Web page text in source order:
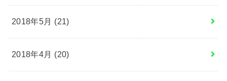
2018年5月 (21)
2018年4月 (20)